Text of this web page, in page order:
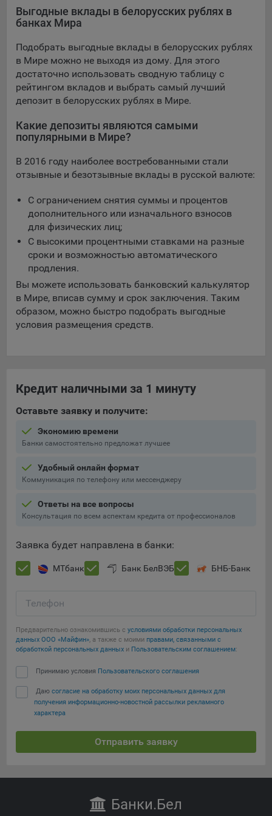
конфиденциальности Яндекс
Google Analytics – сервис веб-аналитики,
Google Data Protection Office, 1600 Amphitheatre Pkwy,
Mountain View, CA 94043, USA. Политика
конфиденциальности Google.
Matomo — это система веб-аналитики, которая позволяет
следит за доступностью сервисов, предоставляемых
Адрес: ООО «Рэкун технолоджи», 220069 г. Минск, пр-т
Дзержинского, д.3Б, пом.44.
Пиксель VK Рекламы - сервис позволяет показывать
рекламу на площадке VK пользователям, которые
Адрес: ООО «ВК», РФ, 125167, г. Москва, Ленинградский
проспект, д. 39, стр. 79, БЦ «SkyLight».
Технические настройки
Технические настройки хранят технические данные вашего
выбора (например, языкового). Техническая аналитика
используется для обеспечения корректной работы сайта.
Компании, которой мы поручаем обработку данных для
данной цели:
Отключение рекламных cookie-файлы не позволит
принимать меры по совершенствованию работы
осуществлять подбор рекламы, иных рекламных
материалов по наиболее актуальному, подходящему
Компании, которым мы поручаем обработку данных для
Яндекса рекламная сеть (Yandex Mobile Ads, ADFOX) -
сервис показа контекстной рекламы. Адрес: Yandex
Europe AG, Werftestrasse 4, CH-6005 Luzern, Switzerland.
Google Ads - сервис показа контекстной рекламы,
предоставляемый компанией Google Ireland Ltd, Gordon
Сохранить мои изменения
Сохранить по умолчанию
Выгодные вклады в белорусских рублях в
банках Мира
Подобрать выгодные вклады в белорусских рублях
в Мире можно не выходя из дому. Для этого
достаточно использовать сводную таблицу с
рейтингом вкладов и выбрать самый лучший
депозит в белорусских рублях в Мире.
Какие депозиты являются самыми
популярными в Мире?
В 2016 году наиболее востребованными стали
отзывные и безотзывные вклады в русской валюте:
С ограничением снятия суммы и процентов
дополнительного или изначального взносов
для физических лиц;
С высокими процентными ставками на разные
сроки и возможностью автоматического
продления.
Вы можете использовать банковский калькулятор
в Мире, вписав сумму и срок заключения. Таким
образом, можно быстро подобрать выгодные
условия размещения средств.
Кредит наличными за 1 минуту
Оставьте заявку и получите:
Экономию времени
Банки самостоятельно предложат лучшее
Удобный онлайн формат
Коммуникация по телефону или мессенджеру
Ответы на все вопросы
Консультация по всем аспектам кредита от профессионалов
Заявка будет направлена в банки:
МТбанк Банк БелВЭБ БНБ-Банк
Телефон
Предварительно ознакомившись с условиями обработки персональных
данных ООО «Майфин», а также с моими правами, связанными с
обработкой персональных данных и Пользовательским соглашением:
Принимаю условия Пользовательского соглашения
Даю согласие на обработку моих персональных данных для
получения информационно-новостной рассылки рекламного
характера
Отправить заявку
Банки.Бел